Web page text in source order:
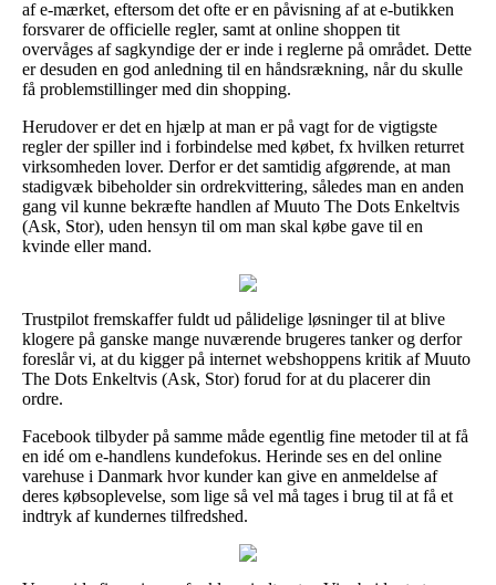
af e-mærket, eftersom det ofte er en påvisning af at e-butikken
forsvarer de officielle regler, samt at online shoppen tit
overvåges af sagkyndige der er inde i reglerne på området. Dette
er desuden en god anledning til en håndsrækning, når du skulle
få problemstillinger med din shopping.
Herudover er det en hjælp at man er på vagt for de vigtigste
regler der spiller ind i forbindelse med købet, fx hvilken returret
virksomheden lover. Derfor er det samtidig afgørende, at man
stadigvæk bibeholder sin ordrekvittering, således man en anden
gang vil kunne bekræfte handlen af Muuto The Dots Enkeltvis
(Ask, Stor), uden hensyn til om man skal købe gave til en
kvinde eller mand.
Trustpilot fremskaffer fuldt ud pålidelige løsninger til at blive
klogere på ganske mange nuværende brugeres tanker og derfor
foreslår vi, at du kigger på internet webshoppens kritik af Muuto
The Dots Enkeltvis (Ask, Stor) forud for at du placerer din
ordre.
Facebook tilbyder på samme måde egentlig fine metoder til at få
en idé om e-handlens kundefokus. Herinde ses en del online
varehuse i Danmark hvor kunder kan give en anmeldelse af
deres købsoplevelse, som lige så vel må tages i brug til at få et
indtryk af kundernes tilfredshed.